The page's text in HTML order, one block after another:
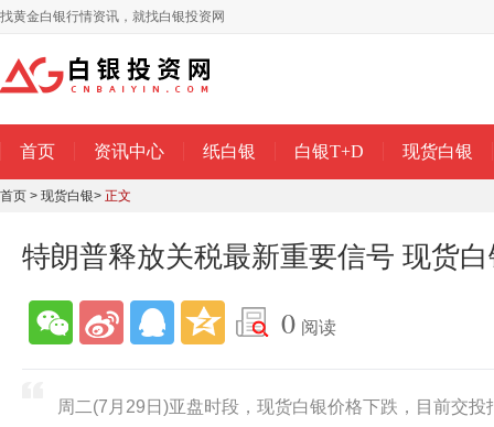
找黄金白银行情资讯，就找白银投资网
首页 资讯中心 纸白银 白银T+D 现货白银
首页 > 现货白银> 正文
特朗普释放关税最新重要信号 现货
0 阅读
周二(7月29日)亚盘时段，现货白银价格下跌，目前交